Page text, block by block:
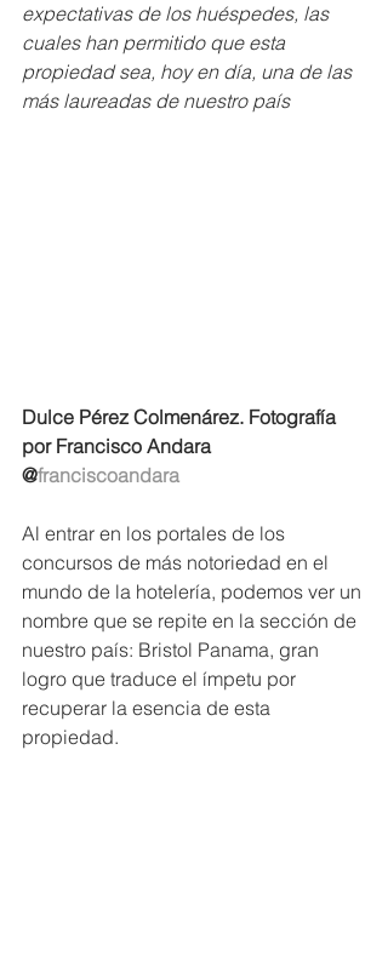
expectativas de los huéspedes, las
cuales han permitido que esta
propiedad sea, hoy en día, una de las
más laureadas de nuestro país
Dulce Pérez Colmenárez. Fotografía
por Francisco Andara
@franciscoandara
Al entrar en los portales de los
concursos de más notoriedad en el
mundo de la hotelería, podemos ver un
nombre que se repite en la sección de
nuestro país: Bristol Panama, gran
logro que traduce el ímpetu por
recuperar la esencia de esta
propiedad.